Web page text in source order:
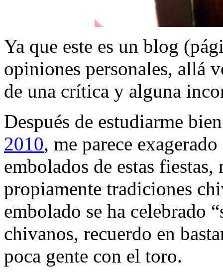
Ya que este es un blog
opiniones personales, allá
de una crítica y alguna
Después de estudiarme
2010, me parece
embolados de estas fiestas,
propiamente tradiciones
embolado se ha celebrado
chivanos, recuerdo en
poca gente con el toro.